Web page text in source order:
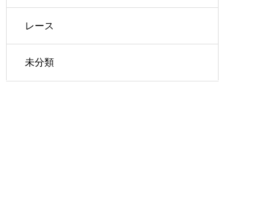
レース
未分類